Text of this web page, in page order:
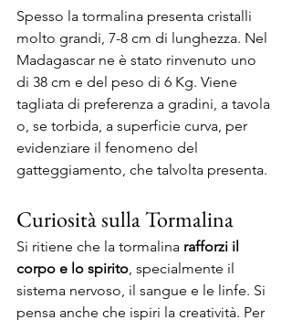
Spesso la tormalina presenta cristalli
molto grandi, 7-8 cm di lunghezza. Nel
Madagascar ne è stato rinvenuto uno
di 38 cm e del peso di 6 Kg. Viene
tagliata di preferenza a gradini, a tavola
o, se torbida, a superficie curva, per
evidenziare il fenomeno del
gatteggiamento, che talvolta presenta.
Curiosità sulla Tormalina
Si ritiene che la tormalina rafforzi il
corpo e lo spirito, specialmente il
sistema nervoso, il sangue e le linfe. Si
pensa anche che ispiri la creatività. Per